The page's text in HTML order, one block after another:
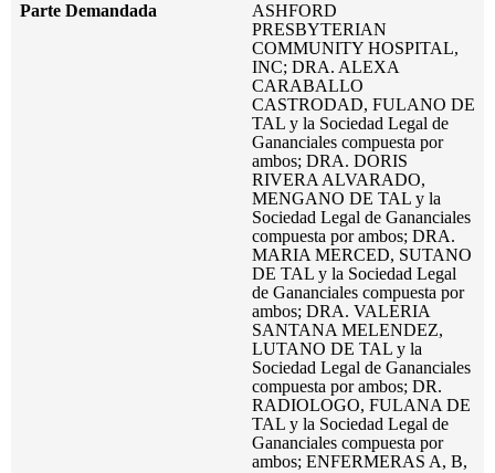
Parte Demandada
ASHFORD
PRESBYTERIAN
COMMUNITY HOSPITAL,
INC; DRA. ALEXA
CARABALLO
CASTRODAD, FULANO DE
TAL y la Sociedad Legal de
Gananciales compuesta por
ambos; DRA. DORIS
RIVERA ALVARADO,
MENGANO DE TAL y la
Sociedad Legal de Gananciales
compuesta por ambos; DRA.
MARIA MERCED, SUTANO
DE TAL y la Sociedad Legal
de Gananciales compuesta por
ambos; DRA. VALERIA
SANTANA MELENDEZ,
LUTANO DE TAL y la
Sociedad Legal de Gananciales
compuesta por ambos; DR.
RADIOLOGO, FULANA DE
TAL y la Sociedad Legal de
Gananciales compuesta por
ambos; ENFERMERAS A, B,